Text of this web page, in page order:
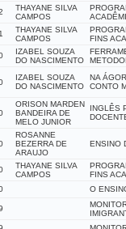
THAYANE SILVA
CAMPOS
THAYANE SILVA
CAMPOS
FINS
IZABEL SOUZA
DO NASCIMENTO
IZABEL SOUZA
DO NASCIMENTO
NA
CONTO
ORISON MARDEN
BANDEIRA DE
MELO JUNIOR
INGLÊS
ROSANNE
BEZERRA DE
ARAUJO
ENSINO
THAYANE SILVA
CAMPOS
FINS
O